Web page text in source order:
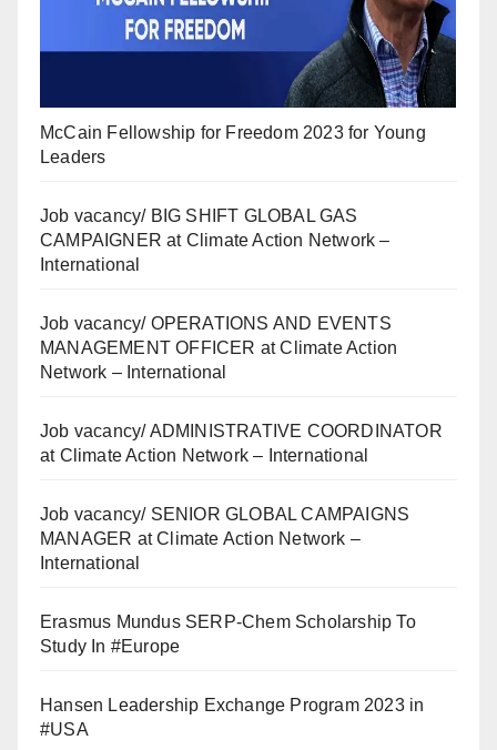
McCain Fellowship for Freedom 2023 for Young
Leaders
Job vacancy/ BIG SHIFT GLOBAL GAS
CAMPAIGNER at Climate Action Network –
International
Job vacancy/ OPERATIONS AND EVENTS
MANAGEMENT OFFICER at Climate Action
Network – International
Job vacancy/ ADMINISTRATIVE COORDINATOR
at Climate Action Network – International
Job vacancy/ SENIOR GLOBAL CAMPAIGNS
MANAGER at Climate Action Network –
International
Erasmus Mundus SERP-Chem Scholarship To
Study In #Europe
Hansen Leadership Exchange Program 2023 in
#USA